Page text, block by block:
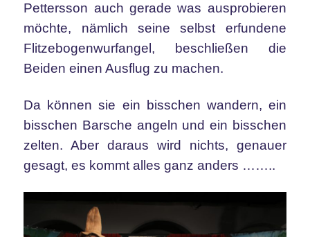
Pettersson auch gerade was ausprobieren
möchte, nämlich seine selbst erfundene
Flitzebogenwurfangel, beschließen die
Beiden einen Ausflug zu machen.
Da können sie ein bisschen wandern, ein
bisschen Barsche angeln und ein bisschen
zelten. Aber daraus wird nichts, genauer
gesagt, es kommt alles ganz anders ……..